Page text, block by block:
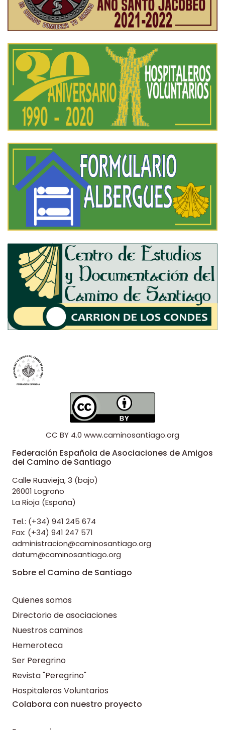
CC BY 4.0 www.caminosantiago.org
Federación Española de Asociaciones de Amigos
del Camino de Santiago
Calle Ruavieja, 3 (bajo)
26001 Logroño
La Rioja (España)
Tel.: (+34) 941 245 674
Fax: (+34) 941 247 571
administracion@caminosantiago.org
datum@caminosantiago.org
Sobre el Camino de Santiago
Quienes somos
Directorio de asociaciones
Nuestros caminos
Hemeroteca
Ser Peregrino
Revista "Peregrino"
Hospitaleros Voluntarios
Colabora con nuestro proyecto